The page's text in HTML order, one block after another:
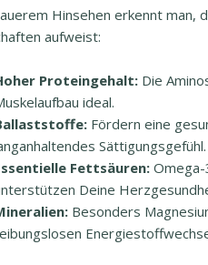
Hinsehen erkennt man,
aufweist:
Proteingehalt: Die
ideal.
Fördern eine
Sättigungsgefühl.
Fettsäuren:
Deine
Besonders